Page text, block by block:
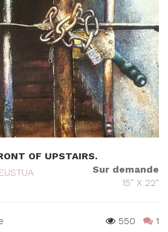
OF UPSTAIRS.
Sur demande
15" X 22"
550 1